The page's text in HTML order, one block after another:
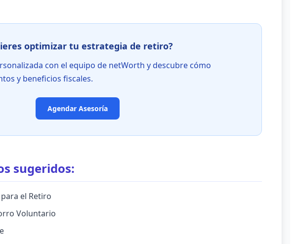
optimizar tu estrategia de retiro?
con el equipo de netWorth y descubre cómo
y beneficios fiscales.
Agendar Asesoría
sugeridos:
el Retiro
Voluntario